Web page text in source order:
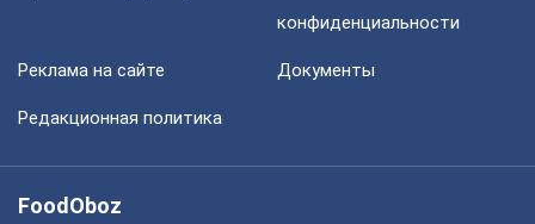
конфиденциальности
Реклама на сайте Документы
Редакционная политика
FoodOboz